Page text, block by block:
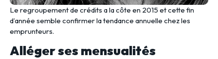
Le regroupement de crédits a la côte en 2015 et cette fin
d’année semble confirmer la tendance annuelle chez les
emprunteurs.
Alléger ses mensualités